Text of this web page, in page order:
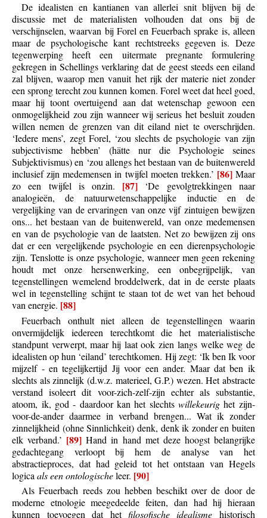
De idealisten en kantianen van allerlei snit blijven bij de
discussie met de materialisten volhouden dat ons bij de
verschijnselen, waarvan bij Forel en Feuerbach sprake is, alleen
maar de psychologische kant rechtstreeks gegeven is. Deze
tegenwerping heeft een uitermate pregnante formulering
gekregen in Schellings verklaring dat de geest steeds een eiland
zal blijven, waarop men vanuit het rijk der materie niet zonder
een sprong terecht zou kunnen komen. Forel weet dat heel goed,
maar hij toont overtuigend aan dat wetenschap gewoon een
onmogelijkheid zou zijn wanneer wij serieus het besluit zouden
willen nemen de grenzen van dit eiland niet te overschrijden.
‘Iedere mens’, zegt Forel, ‘zou slechts de psychologie van zijn
subjectivisme hebben’ (hätte nur die Psychologie seines
Subjektivismus) en ‘zou allengs het bestaan van de buitenwereld
inclusief zijn medemensen in twijfel moeten trekken.’ [86]Maar
zo een twijfel is onzin. [87] ‘De gevolgtrekkingen naar
analogieën, de natuurwetenschappelijke inductie en de
vergelijking van de ervaringen van onze vijf zintuigen bewijzen
ons... het bestaan van de buitenwereld, van onze medemensen
en van de psychologie van de laatsten. Net zo bewijzen zij ons
dat er een vergelijkende psychologie en een dierenpsychologie
zijn. Tenslotte is onze psychologie, wanneer men geen rekening
houdt met onze hersenwerking, een onbegrijpelijk, van
tegenstellingen wemelend broddelwerk, dat in de eerste plaats
wel in tegenstelling schijnt te staan tot de wet van het behoud
van energie. [88]
Feuerbach onthult niet alleen de tegenstellingen waarin
onvermijdelijk iedereen terechtkomt die het materialistische
standpunt verwerpt, maar hij laat ook zien langs welke weg de
idealisten op hun ‘eiland’ terechtkomen. Hij zegt: ‘Ik ben Ik voor
mijzelf - en tegelijkertijd Jij voor een ander. Maar dat ben ik
slechts als zinnelijk (d.w.z. materieel, G.P.) wezen. Het abstracte
verstand isoleert dit voor-zich-zelf-zijn echter als substantie,
atoom, ik, god - daardoor kan het slechtswillekeurighet zijn-
voor-de-ander daarmee in verband brengen... Wat ik zonder
zinnelijkheid (ohne Sinnlichkeit) denk, denk ik zonder en buiten
elk verband.’ [89] Hand in hand met deze hoogst belangrijke
gedachtegang verloopt bij hem de analyse van het
abstractieproces, dat had geleid tot het ontstaan van Hegels
logicaals een ontologischeleer. [90]
Als Feuerbach reeds zou hebben beschikt over de door de
moderne etnologie meegedeelde feiten, dan had hij hieraan
kunnen toevoegen dat het filosofische idealisme historisch